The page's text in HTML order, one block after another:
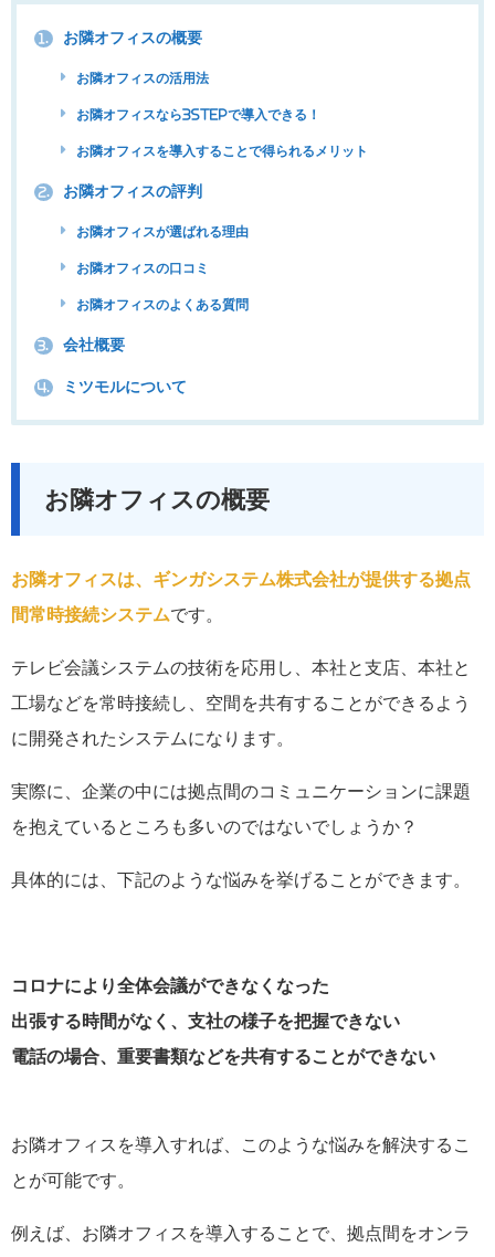
1. お隣オフィスの概要
お隣オフィスの活用法
お隣オフィスなら3STEPで導入できる！
お隣オフィスを導入することで得られるメリット
2. お隣オフィスの評判
お隣オフィスが選ばれる理由
お隣オフィスの口コミ
お隣オフィスのよくある質問
3. 会社概要
4. ミツモルについて
お隣オフィスの概要
お隣オフィスは、ギンガシステム株式会社が提供する拠点
間常時接続システムです。
テレビ会議システムの技術を応用し、本社と支店、本社と
工場などを常時接続し、空間を共有することができるよう
に開発されたシステムになります。
実際に、企業の中には拠点間のコミュニケーションに課題
を抱えているところも多いのではないでしょうか？
具体的には、下記のような悩みを挙げることができます。
コロナにより全体会議ができなくなった
出張する時間がなく、支社の様子を把握できない
電話の場合、重要書類などを共有することができない
お隣オフィスを導入すれば、このような悩みを解決するこ
とが可能です。
例えば、お隣オフィスを導入することで、拠点間をオンラ